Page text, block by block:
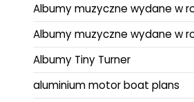
Albumy muzyczne wydane w
Albumy muzyczne wydane w
Albumy Tiny Turner
aluminium motor boat plans